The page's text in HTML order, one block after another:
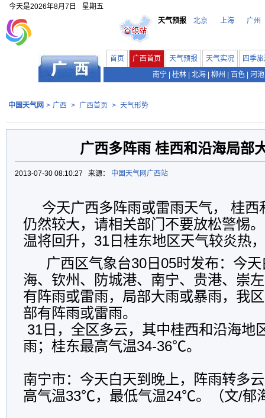
今天是2026年8月7日
星期五
天气预报
北京 上海 广州
首页 广西首页 天气预报 天气实况
四季
南宁
桂林 北海 柳州 百色 河池
中国天气网 > 广西 > 广西首页 > 天气形势
广西多阵雨 桂西和沿海局部
2013-07-30 08:10:27 来源： 中国天气网广西站
今天广西多阵雨或雷雨天气， 桂西
仍然较大，请相关部门不要放松警惕
温将回升，31日桂东地区天气较炎热
广西区气象台30日05时发布：今
海、钦州、防城港、南宁、贵港、崇
有阵雨或雷雨，局部大雨或暴雨，我
部有阵雨或雷雨。
31日，全区多云，其中桂西和沿海地
雨；桂东最高气温34-36℃。
南宁市：今天白天到晚上，阵雨转多
高气温33℃，最低气温24℃。（文/郁